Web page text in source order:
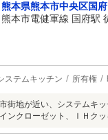
熊本県熊本市中央区国府
熊本市電健軍線 国府駅
ステムキッチン 所有権
街地が近い、システムキ
ンクローゼット、ＩＨク